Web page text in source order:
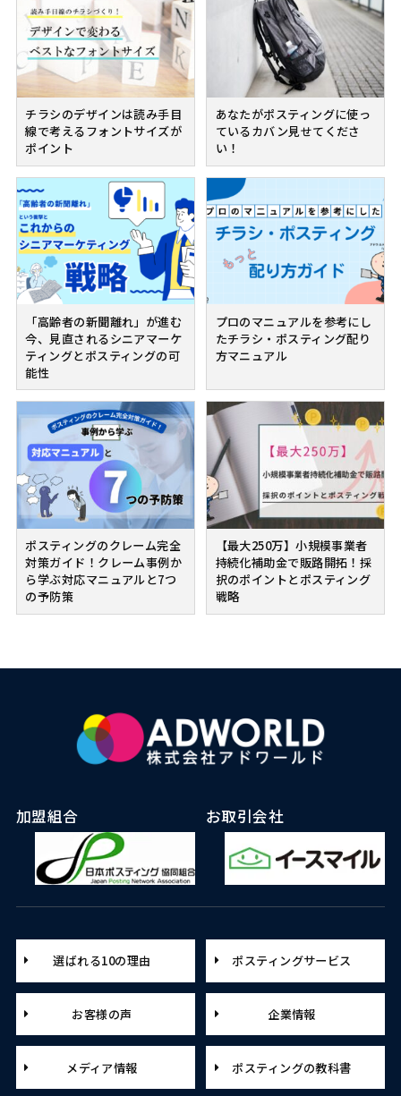
チラシのデザインは読み手目
線で考えるフォントサイズが
ポイント
あなたがポスティングに使っ
ているカバン見せてくださ
い！
「高齢者の新聞離れ」が進む
今、見直されるシニアマーケ
ティングとポスティングの可
能性
プロのマニュアルを参考にし
たチラシ・ポスティング配り
方マニュアル
ポスティングのクレーム完全
対策ガイド！クレーム事例か
ら学ぶ対応マニュアルと7つ
の予防策
【最大250万】小規模事業者
持続化補助金で販路開拓！採
択のポイントとポスティング
戦略
加盟組合 お取引会社
選ばれる10の理由 ポスティングサービス
お客様の声 企業情報
メディア情報 ポスティングの教科書